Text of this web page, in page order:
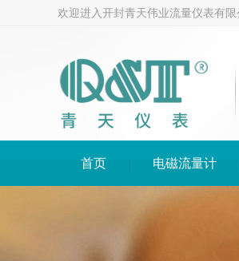
欢迎进入开封青天伟业流量仪表有限
首页 电磁流量计